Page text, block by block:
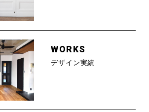
WORKS
デザイン実績